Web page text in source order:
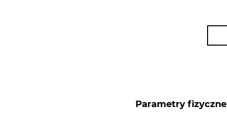
Parametry fizyczne